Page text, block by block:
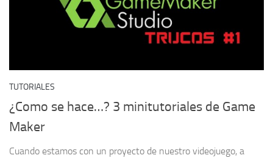
TUTORIALES
¿Como se hace…? 3 minitutoriales de Game
Maker
Cuando estamos con un proyecto de nuestro videojuego, a